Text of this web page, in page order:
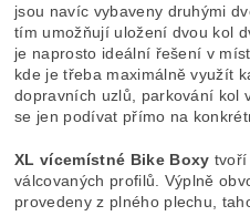
jsou navíc vybaveny druhými
tím umožňují uložení dvou kol
je naprosto ideální řešení v
kde je třeba maximálně využít
dopravních uzlů, parkování kol
se jen podívat přímo na
XL vícemístné Bike Boxy tvoří
válcovaných profilů. Výplně
provedeny z plného plechu,